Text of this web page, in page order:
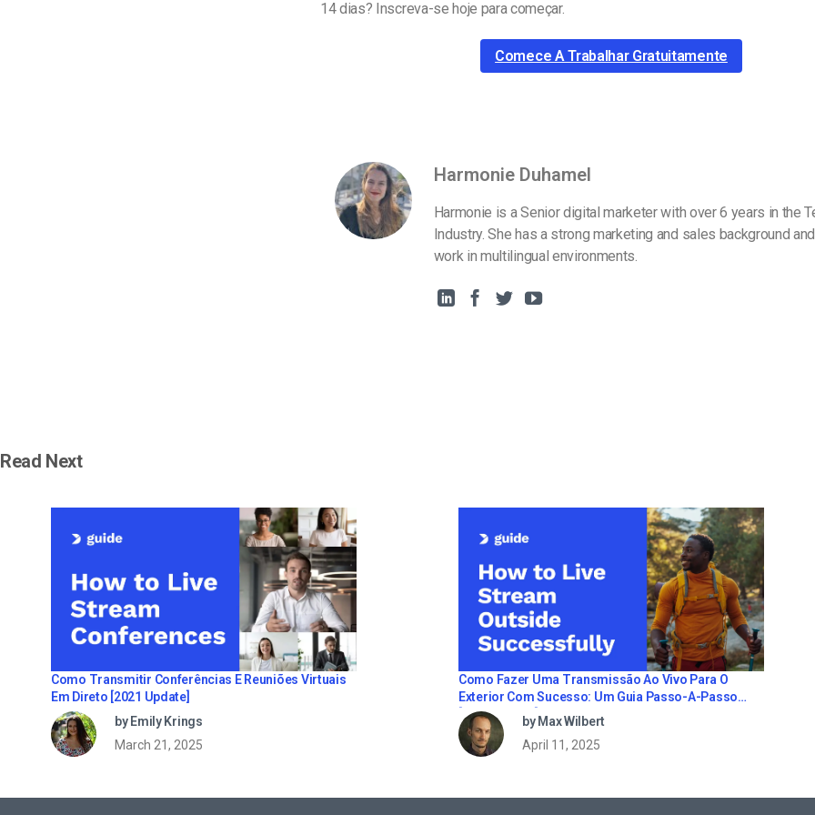
14 dias? Inscreva-se hoje para começar.
Comece A Trabalhar Gratuitamente
Harmonie Duhamel
Harmonie is a Senior digital marketer with over 6 years in the
Industry. She has a strong marketing and sales background
work in multilingual environments.
Read Next
Como Transmitir Conferências E Reuniões Virtuais
Em Direto [2021 Update]
by Emily Krings
March 21, 2025
Como Fazer Uma Transmissão Ao Vivo Para O
Exterior Com Sucesso: Um Guia Passo-A-Passo
[2021 Update]
by Max Wilbert
April 11, 2025